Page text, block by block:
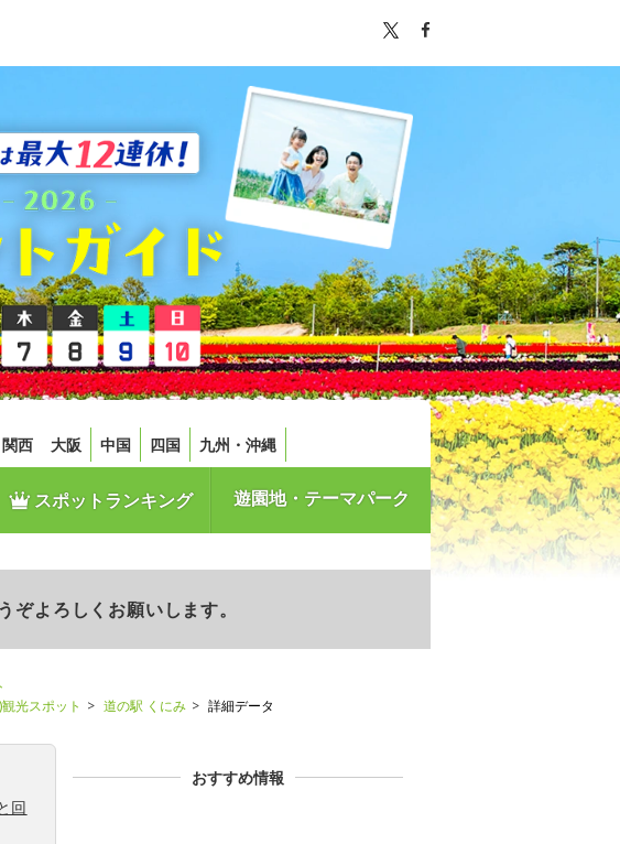
関西 大阪 中国 四国 九州・沖縄
スポットランキング 遊園地・テーマパーク
よろしくお願いします。
光スポット 道の駅 くにみ 詳細データ
回
おすすめ情報